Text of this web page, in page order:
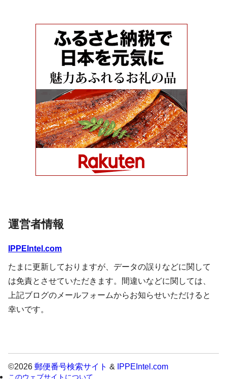
運営者情報
IPPEIntel.com
たまに更新しておりますが、データの誤りなどに関して
は免責とさせていただきます。間違いなどに関しては、
上記ブログのメールフォームからお知らせいただけると
幸いです。
©2026 郵便番号検索サイト & IPPEIntel.com
このウェブサイトについて